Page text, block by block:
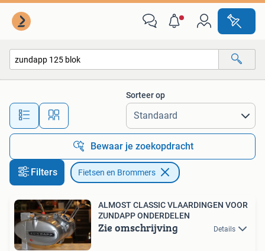
Alle afstanden…
Sorteer op
Bewaar je zoekopdracht
Filters Fietsen en Brommers
ALMOST CLASSIC VLAARDINGEN VOOR
ZUNDAPP ONDERDELEN
Zie omschrijving Details